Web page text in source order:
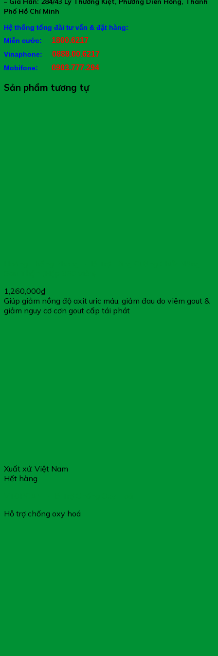
Phố Hồ Chí Minh
Hệ thống tổng đài tư vấn & đặt hàng:
Miễn cước: 1800.6217
Vinaphone: 0888.00.6217
Mobifone: 0903.777.294
Sản phẩm tương tự
1,260,000₫
Giúp giảm nồng độ axit uric máu, giảm đau do viêm gout &
giảm nguy cơ cơn gout cấp tái phát
Xuất xứ: Việt Nam
Hết hàng
Hỗ trợ chống oxy hoá